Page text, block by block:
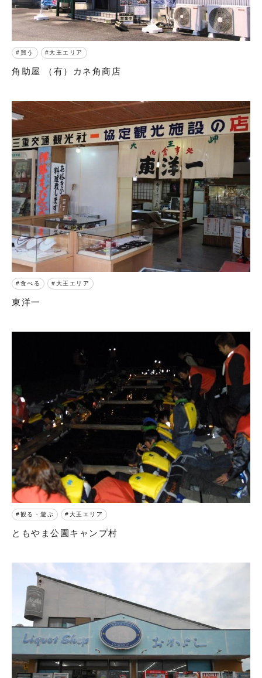
買う 大王エリア
角助屋 （有）カネ角商店
食べる 大王エリア
東洋一
観る・遊ぶ 大王エリア
ともやま公園キャンプ村